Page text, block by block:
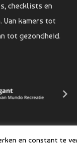
checklists en
Van kamers tot
tot gezondheid.
en constant te